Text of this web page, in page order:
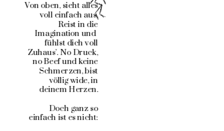
Von oben, sieht alles
voll einfach aus.
Reist in die
Imagination und
fühlst dich voll
Zuhaus’. No Druck,
no Beef und keine
Schmerzen, bist
völlig wide, in
deinem Herzen.
Doch ganz so
einfach ist es nicht: